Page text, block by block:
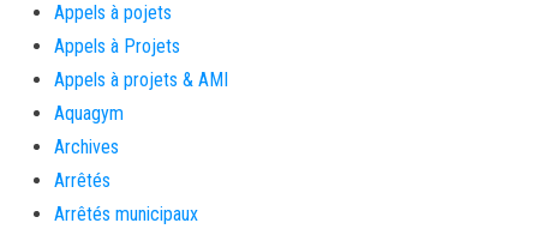
Appels à pojets
Appels à Projets
Appels à projets & AMI
Aquagym
Archives
Arrêtés
Arrêtés municipaux